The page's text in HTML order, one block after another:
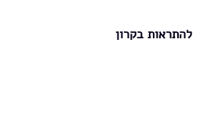
להתראות בקרון